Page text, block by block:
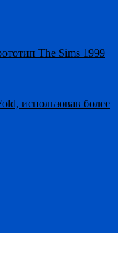
The Sims 1999
использовав более